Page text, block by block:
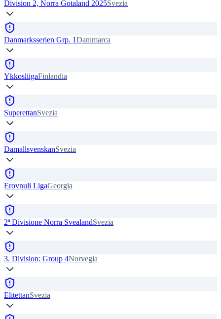
Division 2, Norra Gotaland 2025Svezia
Danmarksserien Grp. 1Danimarca
YkkosliigaFinlandia
SuperettanSvezia
DamallsvenskanSvezia
Erovnuli LigaGeorgia
2ª Divisione Norra SvealandSvezia
3. Division: Group 4Norvegia
ElitettanSvezia